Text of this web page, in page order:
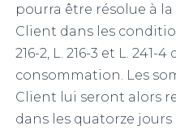
pourra être résolue à
Client dans les
216-2, L. 216-3 et L. 241-
consommation. Les
Client lui seront alors
dans les quatorze